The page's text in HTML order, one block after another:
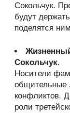
Сокольчук.
будут
поделятся
Сокольчук.
Носители
общительные
конфликтов.
роли